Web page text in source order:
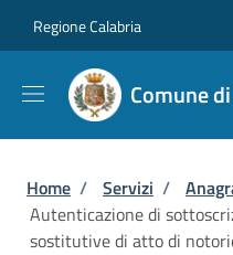
Regione Calabria
Comune
Briciole di
Home / Servizi /
Autenticazione di
sostitutive di atto di